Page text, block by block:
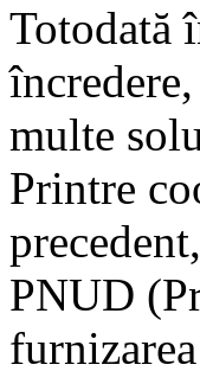
Totodată
multe
Printre
PNUD